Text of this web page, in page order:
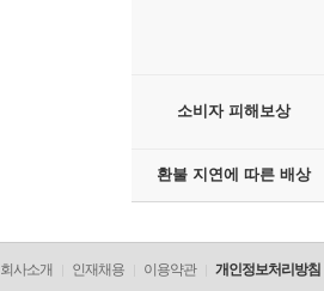
소비자 피해보상
환불 지연에 따른 배상
회사소개 인재채용 이용약관 개인정보처리방침